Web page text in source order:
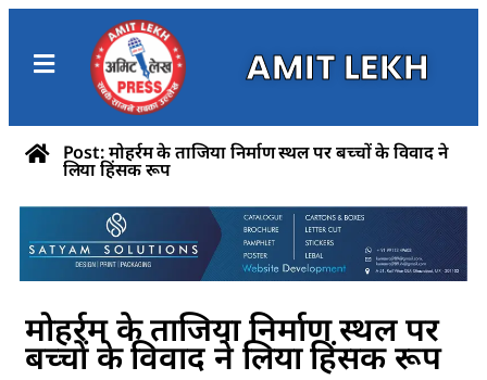
AMIT LEKH
Post: मोहर्रम के ताजिया निर्माण स्थल पर बच्चों के विवाद ने
लिया हिंसक रूप
मोहर्रम के ताजिया निर्माण स्थल पर
बच्चों के विवाद ने लिया हिंसक रूप